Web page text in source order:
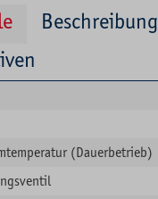
Beschreibung
(Dauerbetrieb)